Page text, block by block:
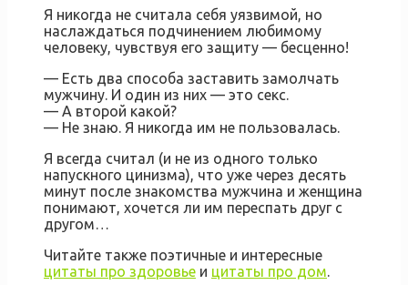
Я никогда не считала себя уязвимой, но
наслаждаться подчинением любимому
человеку, чувствуя его защиту — бесценно!
— Есть два способа заставить замолчать
мужчину. И один из них — это секс.
— А второй какой?
— Не знаю. Я никогда им не пользовалась.
Я всегда считал (и не из одного только
напускного цинизма), что уже через десять
минут после знакомства мужчина и женщина
понимают, хочется ли им переспать друг с
другом…
Читайте также поэтичные и интересные
цитаты про здоровье и цитаты про дом.